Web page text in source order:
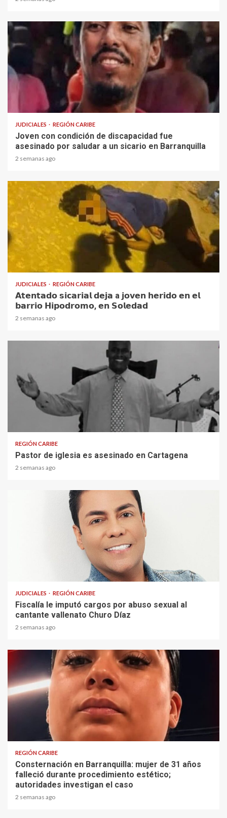
JUDICIALES REGIÓN CARIBE
Joven con condición de discapacidad fue
asesinado por saludar a un sicario en Barranquilla
2 semanas ago
1 min read
JUDICIALES REGIÓN CARIBE
𝗔𝘁𝗲𝗻𝘁𝗮𝗱𝗼 𝘀𝗶𝗰𝗮𝗿𝗶𝗮𝗹 𝗱𝗲𝗷𝗮 a 𝗷𝗼𝘃𝗲𝗻 𝗵𝗲𝗿𝗶𝗱𝗼 𝗲𝗻 𝗲𝗹
𝗯𝗮𝗿𝗿𝗶𝗼 𝗛𝗶𝗽𝗼𝗱𝗿𝗼𝗺𝗼, 𝗲𝗻 𝗦𝗼𝗹𝗲𝗱𝗮𝗱
2 semanas ago
REGIÓN CARIBE
Pastor de iglesia es asesinado en Cartagena
2 semanas ago
JUDICIALES REGIÓN CARIBE
Fiscalía le imputó cargos por abuso sexual al
cantante vallenato Churo Díaz
2 semanas ago
REGIÓN CARIBE
Consternación en Barranquilla: mujer de 31 años
falleció durante procedimiento estético;
autoridades investigan el caso
2 semanas ago